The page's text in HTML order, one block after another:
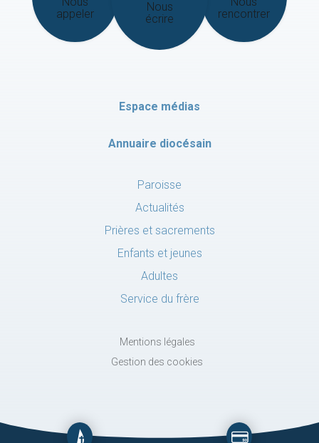
appeler
Nous
écrire
rencontrer
Espace médias
Annuaire diocésain
Paroisse
Actualités
Prières et sacrements
Enfants et jeunes
Adultes
Service du frère
Mentions légales
Gestion des cookies